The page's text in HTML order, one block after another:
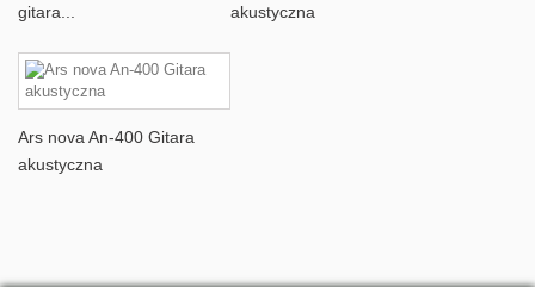
gitara...
akustyczna
Ars nova An-400 Gitara
akustyczna